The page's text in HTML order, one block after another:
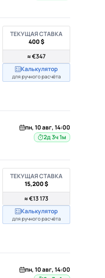
ТЕКУЩАЯ СТАВКА
400 $
≈ €347
Калькулятор
для ручного расчёта
пн, 10 авг, 14:00
2д 3ч 1м
ТЕКУЩАЯ СТАВКА
15,200 $
≈ €13 173
Калькулятор
для ручного расчёта
пн, 10 авг, 14:00